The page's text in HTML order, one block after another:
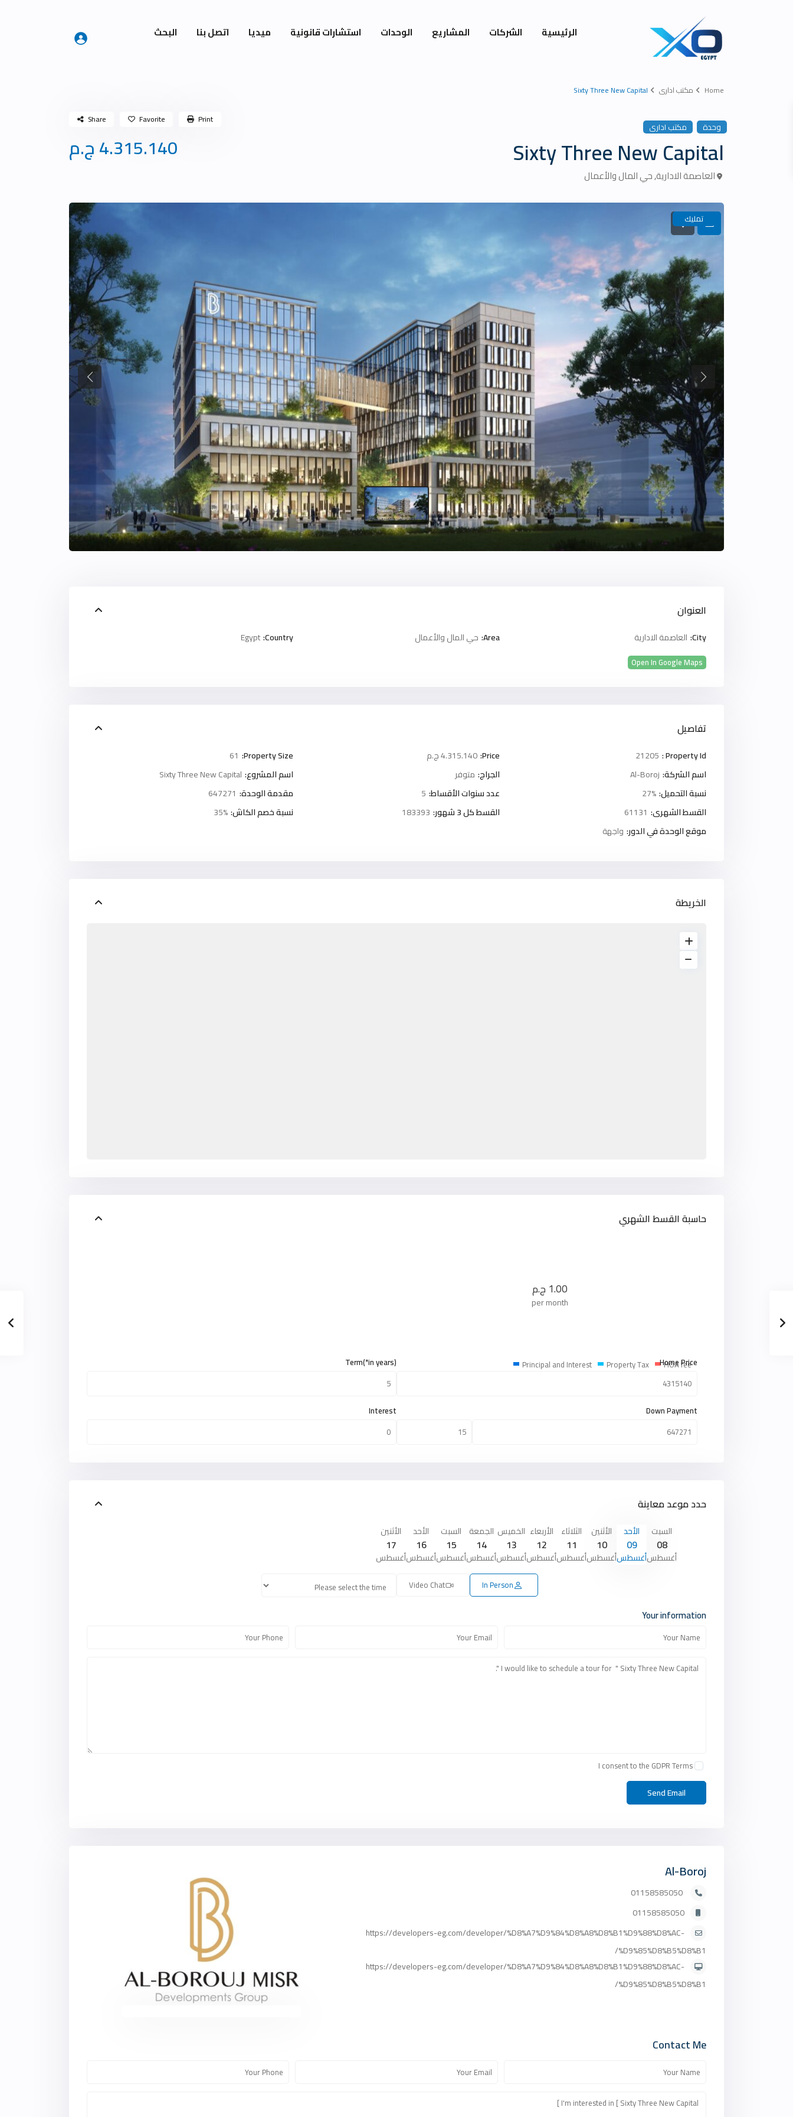
الرئيسية الشركات المشاريع الوحدات استشارات قانونية ميديا اتصل بنا البحث
Home مكتب ادارى Sixty Three New Capital
وحدة مكتب ادارى
Sixty Three New Capital 4.315.140 ج.م
العاصمة الادارية,حي المال والأعمال
Share Favorite Print
تمليك
العنوان
City: العاصمة الادارية Area: حي المال والأعمال Country:
Egypt
Open In Google Maps
تفاصيل
Property Id :
21205
Price: 4.315.140 ج.م Property Size:
61
اسم الشركة: Al-Boroj الجراج: متوفر اسم المشروع: Sixty Three New Capital
نسبة التحميل:27% عدد سنوات الأقساط: 5 مقدمة الوحدة: 647271
القسط الشهرى: 61131 القسط كل 3 شهور: 183393 نسبة خصم الكاش:35%
موقع الوحدة في الدور: واجهة
الخريطة
حاسبة القسط الشهري
1.00 ج.م
per month
Principal and Interest Property Tax HOA fee
Home Price
Down Payment
Term(*in years)
Interest
حدد موعد معاينة
السبت
08
أغسطس
الأحد
09
أغسطس
الأثنين
10
أغسطس
الثلاثاء
11
أغسطس
الأربعاء
12
أغسطس
الخميس
13
أغسطس
الجمعة
14
أغسطس
السبت
15
أغسطس
الأحد
16
أغسطس
الأثنين
17
أغسطس
In Person
Video Chat
Your information
I consent to the GDPR Terms
Al-Boroj
01158585050
https://developers-eg.com/developer/%D8%A7%D9%84%D8%A8%D8%B1%D9%88%D8%AC-
%D9%85%D8%B5%D8%B1/
https://developers-eg.com/developer/%D8%A7%D9%84%D8%A8%D8%B1%D9%88%D8%AC-
%D9%85%D8%B5%D8%B1/
Contact Me